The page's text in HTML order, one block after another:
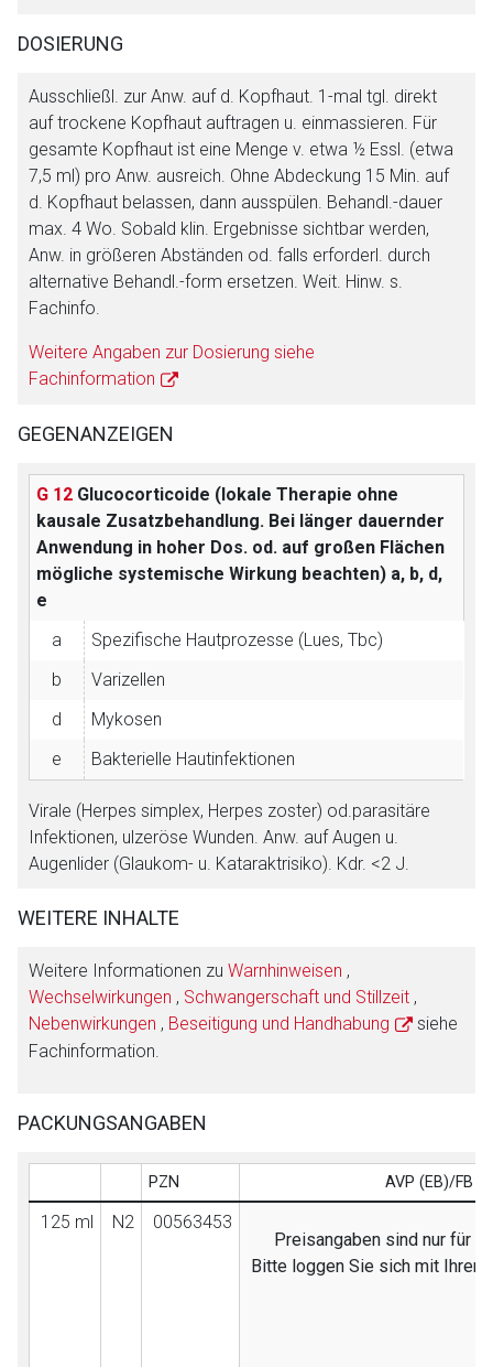
DOSIERUNG
Ausschließl. zur Anw. auf d. Kopfhaut. 1-mal tgl. direkt
auf trockene Kopfhaut auftragen u. einmassieren. Für
gesamte Kopfhaut ist eine Menge v. etwa ½ Essl. (etwa
7,5 ml) pro Anw. ausreich. Ohne Abdeckung 15 Min. auf
d. Kopfhaut belassen, dann ausspülen. Behandl.-dauer
max. 4 Wo. Sobald klin. Ergebnisse sichtbar werden,
Anw. in größeren Abständen od. falls erforderl. durch
alternative Behandl.-form ersetzen. Weit. Hinw. s.
Fachinfo.
Weitere Angaben zur Dosierung siehe
Fachinformation
GEGENANZEIGEN
G 12 Glucocorticoide (lokale Therapie ohne
kausale Zusatzbehandlung. Bei länger dauernder
Anwendung in hoher Dos. od. auf großen Flächen
mögliche systemische Wirkung beachten) a, b, d,
e
a
Spezifische Hautprozesse (Lues, Tbc)
b
Varizellen
d
Mykosen
e
Bakterielle Hautinfektionen
Virale (Herpes simplex, Herpes zoster) od.parasitäre
Infektionen, ulzeröse Wunden. Anw. auf Augen u.
Augenlider (Glaukom- u. Kataraktrisiko). Kdr. <2 J.
WEITERE INHALTE
Weitere Informationen zu Warnhinweisen ,
Wechselwirkungen , Schwangerschaft und Stillzeit ,
Nebenwirkungen , Beseitigung und Handhabung
siehe
Fachinformation.
PACKUNGSANGABEN
PZN AVP (EB)/FB
125 ml N2
00563453
Preisangaben sind nur für
Bitte loggen Sie sich mit Ihrem
Aufruf einer externen Seite
Der von Ihnen aufgerufene Link öffnet eine externe Web-
Seite. Für die Inhalte der externen Web-Seite ist deren
Betreiber verantwortlich. Ebenso gelten dort ggf. andere
Datenschutzbestimmungen.